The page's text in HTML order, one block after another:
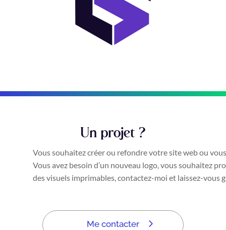
Un projet ?
Vous souhaitez créer ou refondre votre site web ou
Vous avez besoin d’un nouveau logo, vous souhaitez
des visuels imprimables, contactez-moi et laissez-vous
Me contacter